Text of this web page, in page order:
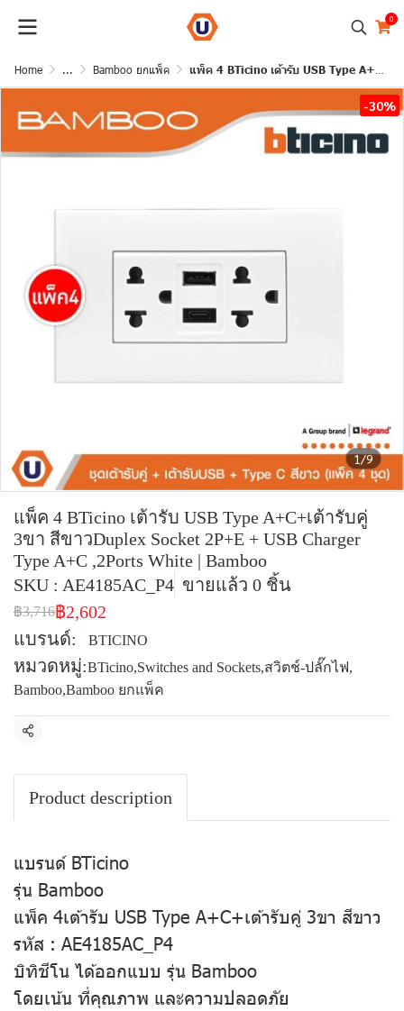
0
Home ... Bamboo ยกแพ็ค แพ็ค 4 BTicino เต้ารับ USB Type A+C+เต้ารับคู่ 3ขา สีขาวDuplex Socket 2P+E + USB Charger Type A+C ,2Ports White | Bamboo
1/9
-30%
แพ็ค 4 BTicino เต้ารับ USB Type A+C+เต้ารับคู่
3ขา สีขาวDuplex Socket 2P+E + USB Charger
Type A+C ,2Ports White | Bamboo
SKU : AE4185AC_P4 ขายแล้ว 0 ชิ้น
฿3,716฿2,602
แบรนด์:
BTICINO
หมวดหมู่:BTicino,Switches and Sockets,สวิตช์-ปลั๊กไฟ,
Bamboo,Bamboo ยกแพ็ค
แชร์
Product description
แบรนด์ BTicino
รุ่น Bamboo
แพ็ค 4เต้ารับ USB Type A+C+เต้ารับคู่ 3ขา สีขาว
รหัส : AE4185AC_P4
บิทิชีโน ได้ออกแบบ รุ่น Bamboo
โดยเน้น ที่คุณภาพ และความปลอดภัย